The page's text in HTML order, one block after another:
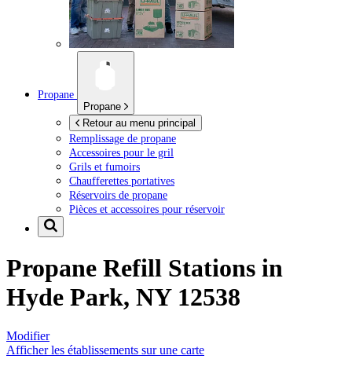
Propane
Propane
Retour au menu principal
Remplissage de propane
Accessoires pour le gril
Grils et fumoirs
Chaufferettes portatives
Réservoirs de propane
Pièces et accessoires pour réservoir
Propane Refill Stations in
Hyde Park, NY 12538
Modifier
Afficher les établissements sur une carte